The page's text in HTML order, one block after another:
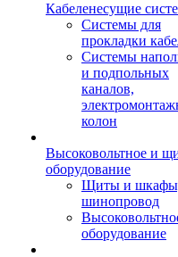
Кабеленесущие
Системы для
прокладки
Системы
и подпольных
каналов,
колон
Высоковольтное и
оборудование
Щиты и
шинопровод
оборудование